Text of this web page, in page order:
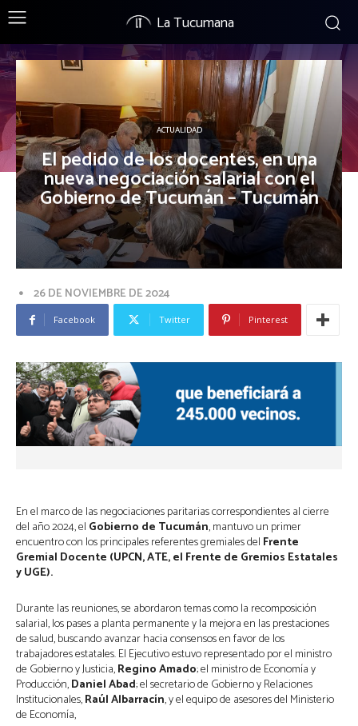
La Tucumana
ACTUALIDAD
El pedido de los docentes, en una
nueva negociación salarial con el
Gobierno de Tucumán – Tucumán
26 DE NOVIEMBRE DE 2024
Facebook Twitter Pinterest
En el marco de las negociaciones paritarias correspondientes al cierre
del año 2024, el Gobierno de Tucumán, mantuvo un primer
encuentro con los principales referentes gremiales del Frente
Gremial Docente (UPCN, ATE, el Frente de Gremios Estatales
y UGE).
Durante las reuniones, se abordaron temas como la recomposición
salarial, los pases a planta permanente y la mejora en las prestaciones
de salud, buscando avanzar hacia consensos en favor de los
trabajadores estatales. El Ejecutivo estuvo representado por el ministro
de Gobierno y Justicia,Regino Amado; el ministro de Economía y
Producción,Daniel Abad; el secretario de Gobierno y Relaciones
Institucionales,Raúl Albarracín, y el equipo de asesores del Ministerio
de Economía,